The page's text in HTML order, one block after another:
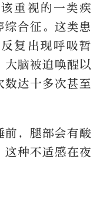
重视的一类疾
综合征。这类患
复出现呼吸暂
大脑被迫唤醒以
数达十多次甚至
前，腿部会有酸
这种不适感在夜